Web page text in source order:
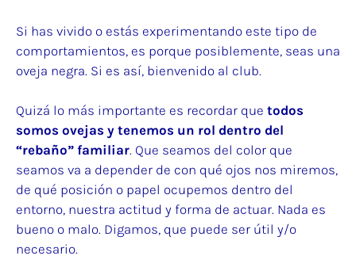
Si has vivido o estás experimentando este tipo de
comportamientos, es porque posiblemente, seas una
oveja negra. Si es así, bienvenido al club.
Quizá lo más importante es recordar que todos
somos ovejas y tenemos un rol dentro del
“rebaño” familiar. Que seamos del color que
seamos va a depender de con qué ojos nos miremos,
de qué posición o papel ocupemos dentro del
entorno, nuestra actitud y forma de actuar. Nada es
bueno o malo. Digamos, que puede ser útil y/o
necesario.